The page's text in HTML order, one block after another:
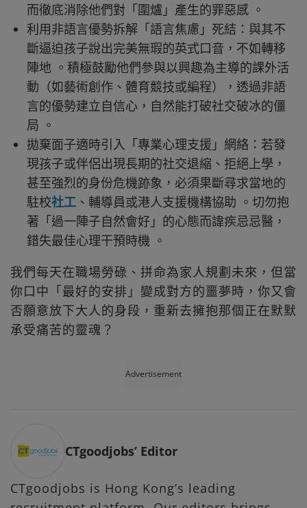
而徹底消除他們對「圍爐」產生的罪惡感 。
利用非語言優勢拆解「語言焦慮」死結：與其不
斷逼迫孩子說出完美無瑕的英式口音，不如轉移
陣地 。積極鼓勵他們參與以興趣為主導的課外活
動（如藝術創作、體育競技或編程），透過非語
言的優勢建立自信心，自然能打破社交破冰的僵
局 。
拋棄面子適時引入「專業心理支援」網絡：若發
現孩子或伴侶出現長期的社交退縮、拒絕上學，
甚至強烈的身份危機跡象，必須果斷尋求當地的
駐校社工 、輔導員或港人支援機構協助 。切勿抱
著「過一陣子自然會好」的心態而諱疾忌忌醫，
錯失最佳心理干預時機 。
我們每天在職場勞碌、拼命為家人規劃未來，但當
你口中「最好的安排」變成對方的噩夢時，你又會
否願意放下大人的身段，重新去擁抱那個正在默默
承受痛苦的靈魂？
Advertisement
CTgoodjobs’ Editor
CTgoodjobs is Hong Kong’s leading